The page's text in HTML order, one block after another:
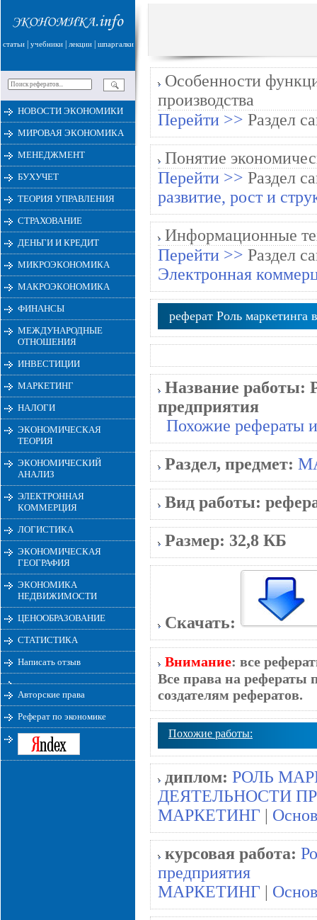
статьи| учебники| лекции| шпаргалки
НОВОСТИ ЭКОНОМИКИ
МИРОВАЯ ЭКОНОМИКА
МЕНЕДЖМЕНТ
БУХУЧЕТ
ТЕОРИЯ УПРАВЛЕНИЯ
СТРАХОВАНИЕ
ДЕНЬГИ И КРЕДИТ
МИКРОЭКОНОМИКА
МАКРОЭКОНОМИКА
ФИНАНСЫ
МЕЖДУНАРОДНЫЕ
ОТНОШЕНИЯ
ИНВЕСТИЦИИ
МАРКЕТИНГ
НАЛОГИ
ЭКОНОМИЧЕСКАЯ
ТЕОРИЯ
ЭКОНОМИЧЕСКИЙ
АНАЛИЗ
ЭЛЕКТРОННАЯ
КОММЕРЦИЯ
ЛОГИСТИКА
ЭКОНОМИЧЕСКАЯ
ГЕОГРАФИЯ
ЭКОНОМИКА
НЕДВИЖИМОСТИ
ЦЕНООБРАЗОВАНИЕ
СТАТИСТИКА
Написать отзыв
Авторские права
Реферат по экономике
Особенности
производства
Перейти >> Раздел
Понятие
Перейти >> Раздел
развитие, рост и
Информационные
Перейти >> Раздел
Электронная
реферат Роль
Название работы:
предприятия
Похожие рефераты
Раздел, предмет:
Вид работы:
Размер: 32,8 КБ
Скачать:
Внимание: все
Все права на рефераты
создателям рефератов.
Похожие работы:
диплом: РОЛЬ
ДЕЯТЕЛЬНОСТИ
МАРКЕТИНГ |
курсовая работа:
предприятия
МАРКЕТИНГ |